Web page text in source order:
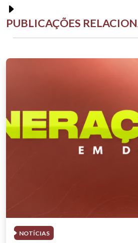
PUBLICAÇÕES
NOTÍCIAS